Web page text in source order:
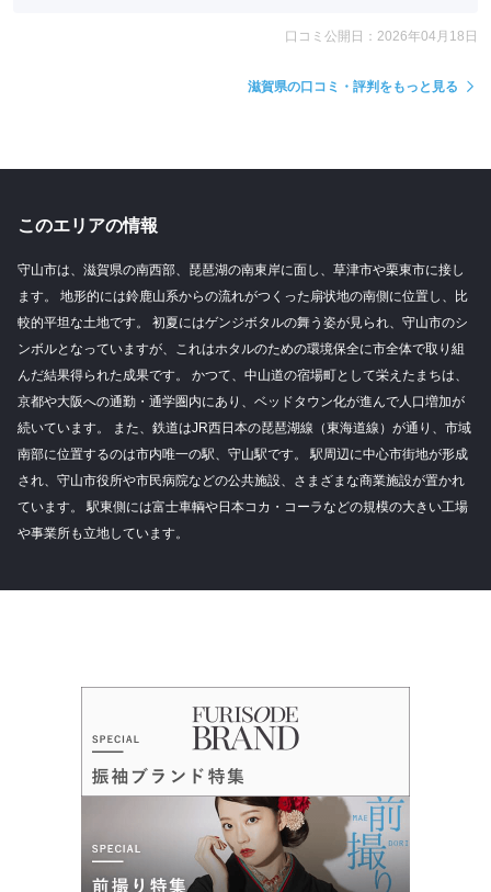
口コミ公開日：2026年04月18日
滋賀県の口コミ・評判をもっと見る
このエリアの情報
守山市は、滋賀県の南西部、琵琶湖の南東岸に面し、草津市や栗東市に接し
ます。 地形的には鈴鹿山系からの流れがつくった扇状地の南側に位置し、比
較的平坦な土地です。 初夏にはゲンジボタルの舞う姿が見られ、守山市のシ
ンボルとなっていますが、これはホタルのための環境保全に市全体で取り組
んだ結果得られた成果です。 かつて、中山道の宿場町として栄えたまちは、
京都や大阪への通勤・通学圏内にあり、ベッドタウン化が進んで人口増加が
続いています。 また、鉄道はJR西日本の琵琶湖線（東海道線）が通り、市域
南部に位置するのは市内唯一の駅、守山駅です。 駅周辺に中心市街地が形成
され、守山市役所や市民病院などの公共施設、さまざまな商業施設が置かれ
ています。 駅東側には富士車輌や日本コカ・コーラなどの規模の大きい工場
や事業所も立地しています。